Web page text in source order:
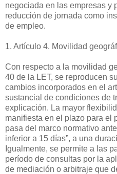
negociada en las empresas y
reducción de jornada como
de empleo.
1. Artículo 4. Movilidad
Con respecto a la movilidad
40 de la LET, se reproducen
cambios incorporados en el
sustancial de condiciones de
explicación. La mayor
manifiesta en el plazo para el
pasa del marco normativo
inferior a 15 días”, a una
Igualmente, se permite a las
período de consultas por la
de mediación o arbitraje que